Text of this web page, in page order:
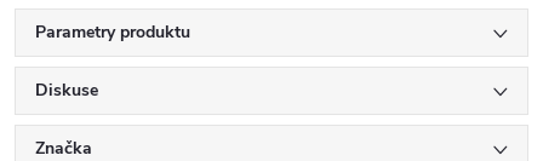
Parametry produktu
Diskuse
Značka